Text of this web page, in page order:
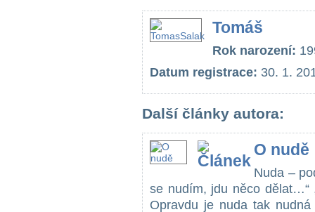
Tomáš
Rok narození:
Datum registrace: 30. 1.
Další články autora:
O nudě
Nuda –
se nudím, jdu něco dělat…“
Opravdu je nuda tak